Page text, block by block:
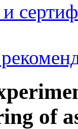
of